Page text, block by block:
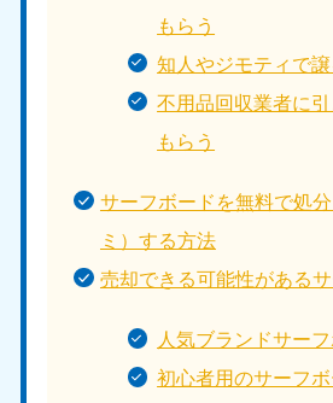
もらう
知人やジモティで譲
不用品回収業者に
もらう
サーフボードを無料で処
ミ）する方法
売却できる可能性がある
人気ブランドサー
初心者用のサーフ